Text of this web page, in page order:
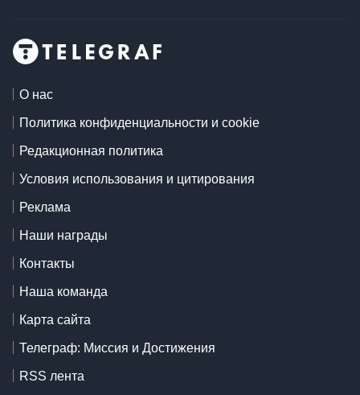
О нас
Политика конфиденциальности и cookie
Редакционная политика
Условия использования и цитирования
Реклама
Наши награды
Контакты
Наша команда
Карта сайта
Телеграф: Миссия и Достижения
RSS лента